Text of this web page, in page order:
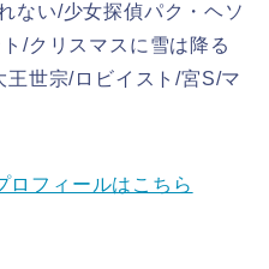
ない/少女探偵パク・ヘソ
/クリスマスに雪は降る
世宗/ロビイスト/宮S/マ
ロフィールはこちら